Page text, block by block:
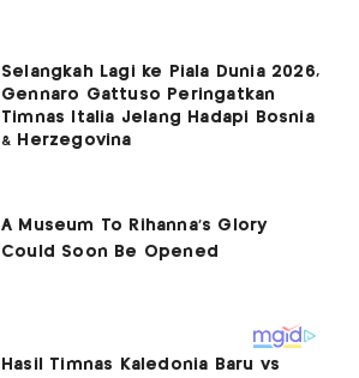
Selangkah Lagi ke Piala Dunia 2026,
Gennaro Gattuso Peringatkan
Timnas Italia Jelang Hadapi Bosnia
& Herzegovina
Hasil Timnas Kaledonia Baru vs